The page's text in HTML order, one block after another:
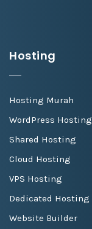
Hosting
Hosting Murah
WordPress Hosting
Shared Hosting
Cloud Hosting
VPS Hosting
Dedicated Hosting
Website Builder